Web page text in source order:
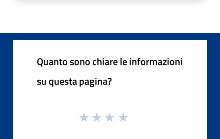
Quanto sono chiare le informazioni
su questa pagina?